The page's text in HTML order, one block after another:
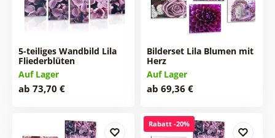
5-teiliges Wandbild Lila
Fliederblüten
Auf Lager
ab 73,70 €
Bilderset Lila Blumen mit
Herz
Auf Lager
ab 69,36 €
Rabatt -20%